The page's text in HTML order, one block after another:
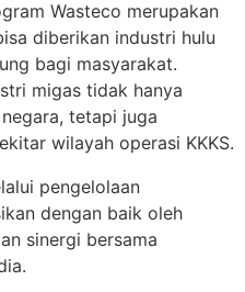
Wasteco merupakan
diberikan industri hulu
bagi masyarakat.
migas tidak hanya
tetapi juga
wilayah operasi KKKS.
pengelolaan
dengan baik oleh
sinergi bersama